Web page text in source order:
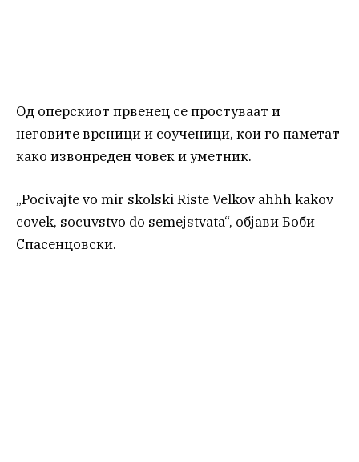
Од оперскиот првенец се простуваат и
неговите врсници и соученици, кои го паметат
како извонреден човек и уметник.
„Pocivajte vo mir skolski Riste Velkov ahhh kakov
covek, socuvstvo do semejstvata“, објави Боби
Спасенцовски.